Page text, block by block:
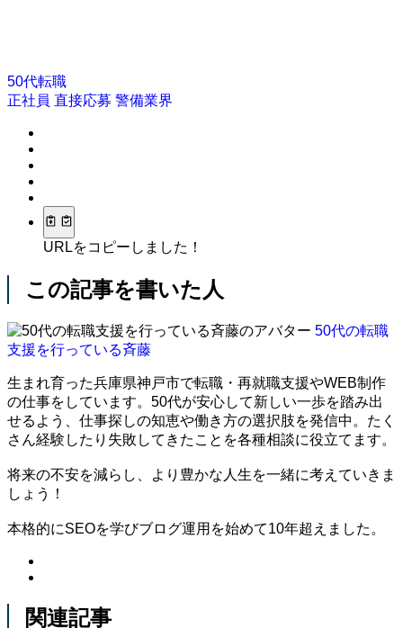
50代転職
正社員 直接応募 警備業界
URLをコピーしました！
この記事を書いた人
50代の転職
支援を行っている斉藤
生まれ育った兵庫県神戸市で転職・再就職支援やWEB制作
の仕事をしています。50代が安心して新しい一歩を踏み出
せるよう、仕事探しの知恵や働き方の選択肢を発信中。たく
さん経験したり失敗してきたことを各種相談に役立てます。
将来の不安を減らし、より豊かな人生を一緒に考えていきま
しょう！
本格的にSEOを学びブログ運用を始めて10年超えました。
関連記事